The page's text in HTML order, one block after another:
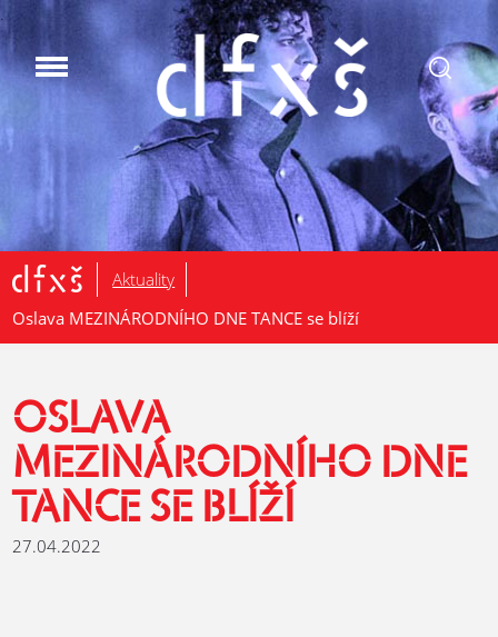
.
Aktuality
Oslava MEZINÁRODNÍHO DNE TANCE se blíží
OSLAVA
MEZINÁRODNÍHO DNE
TANCE SE BLÍŽÍ
27.04.2022